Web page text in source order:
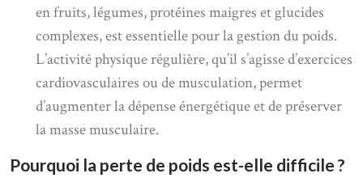
en fruits, légumes, protéines maigres et glucides
complexes, est essentielle pour la gestion du poids.
L’activité physique régulière, qu’il s’agisse d’exercices
cardiovasculaires ou de musculation, permet
d’augmenter la dépense énergétique et de préserver
la masse musculaire.
Pourquoi la perte de poids est-elle difficile ?